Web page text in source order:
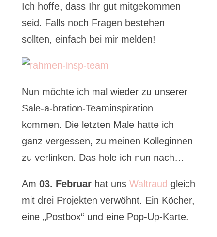
Ich hoffe, dass Ihr gut mitgekommen
seid. Falls noch Fragen bestehen
sollten, einfach bei mir melden!
Nun möchte ich mal wieder zu unserer
Sale-a-bration-Teaminspiration
kommen. Die letzten Male hatte ich
ganz vergessen, zu meinen Kolleginnen
zu verlinken. Das hole ich nun nach…
Am 03. Februarhat uns Waltraud gleich
mit drei Projekten verwöhnt. Ein Köcher,
eine „Postbox“ und eine Pop-Up-Karte.